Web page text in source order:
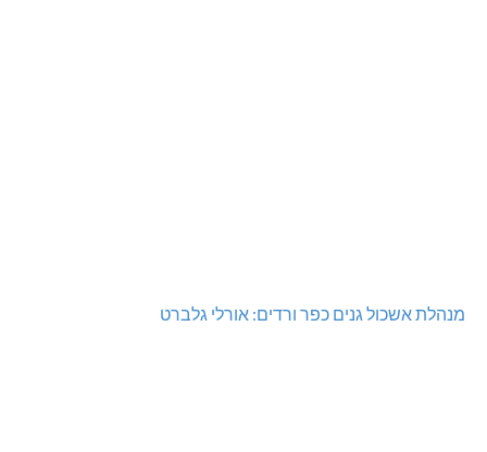
מנהלת אשכול גנים כפר ורדים: אורלי גלברט